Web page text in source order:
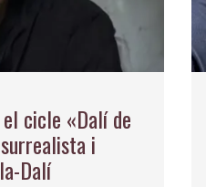
cicle «Dalí de
i
Dalí